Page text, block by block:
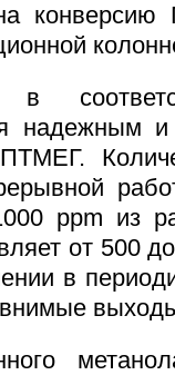
на
в
надежным
ppm из
от 500
в